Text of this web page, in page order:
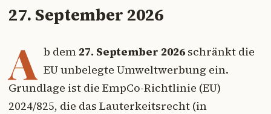
27. September 2026
A b dem 27. September 2026 schränkt die
EU unbelegte Umweltwerbung ein.
Grundlage ist die EmpCo-Richtlinie (EU)
2024/825, die das Lauterkeitsrecht (in